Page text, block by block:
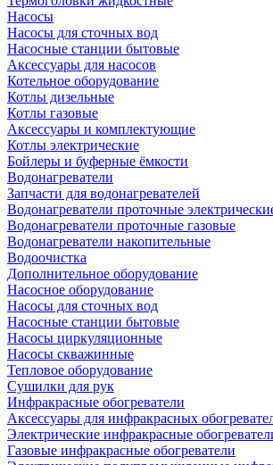
Насосы
Насосы для сточных вод
Насосные станции бытовые
Аксессуары для насосов
Котельное оборудование
Котлы дизельные
Котлы газовые
Аксессуары и комплектующие
Котлы электрические
Бойлеры и буферные ёмкости
Водонагреватели
Запчасти для водонагревателей
Водонагреватели проточные
Водонагреватели проточные газовые
Водонагреватели накопительные
Водоочистка
Дополнительное оборудование
Насосное оборудование
Насосы для сточных вод
Насосные станции бытовые
Насосы циркуляционные
Насосы скважинные
Тепловое оборудование
Сушилки для рук
Инфракрасные обогреватели
Аксессуары для инфракрасных
Электрические инфракрасные
Газовые инфракрасные обогреватели